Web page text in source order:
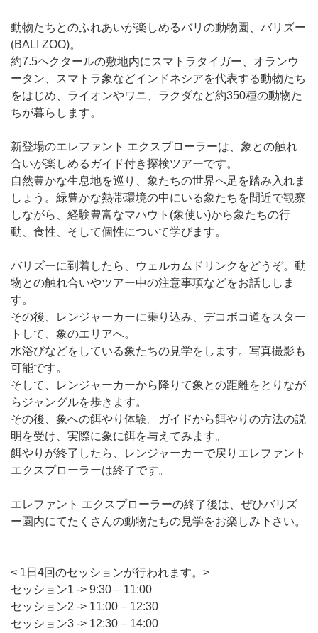
動物たちとのふれあいが楽しめるバリの動物園、バリズー
(BALI ZOO)。
約7.5ヘクタールの敷地内にスマトラタイガー、オランウ
ータン、スマトラ象などインドネシアを代表する動物たち
をはじめ、ライオンやワニ、ラクダなど約350種の動物た
ちが暮らします。
新登場のエレファント エクスプローラーは、象との触れ
合いが楽しめるガイド付き探検ツアーです。
自然豊かな生息地を巡り、象たちの世界へ足を踏み入れま
しょう。緑豊かな熱帯環境の中にいる象たちを間近で観察
しながら、経験豊富なマハウト(象使い)から象たちの行
動、食性、そして個性について学びます。
バリズーに到着したら、ウェルカムドリンクをどうぞ。動
物との触れ合いやツアー中の注意事項などをお話ししま
す。
その後、レンジャーカーに乗り込み、デコボコ道をスター
トして、象のエリアへ。
水浴びなどをしている象たちの見学をします。写真撮影も
可能です。
そして、レンジャーカーから降りて象との距離をとりなが
らジャングルを歩きます。
その後、象への餌やり体験。ガイドから餌やりの方法の説
明を受け、実際に象に餌を与えてみます。
餌やりが終了したら、レンジャーカーで戻りエレファント
エクスプローラーは終了です。
エレファント エクスプローラーの終了後は、ぜひバリズ
ー園内にてたくさんの動物たちの見学をお楽しみ下さい。
< 1日4回のセッションが行われます。>
セッション1 -> 9:30 – 11:00
セッション2 -> 11:00 – 12:30
セッション3 -> 12:30 – 14:00